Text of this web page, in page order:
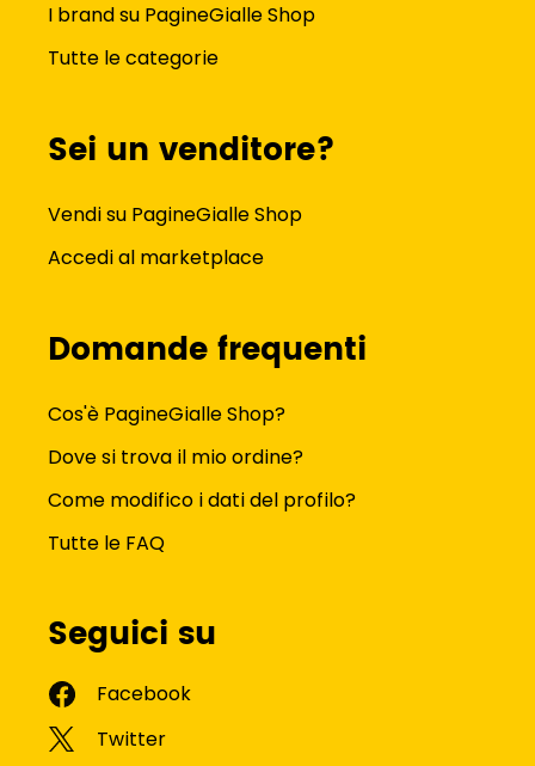
I brand su PagineGialle Shop
Tutte le categorie
Sei un venditore?
Vendi su PagineGialle Shop
Accedi al marketplace
Domande frequenti
Cos'è PagineGialle Shop?
Dove si trova il mio ordine?
Come modifico i dati del profilo?
Tutte le FAQ
Seguici su